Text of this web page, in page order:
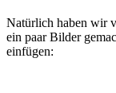
Natürlich haben wir
ein paar Bilder
einfügen: